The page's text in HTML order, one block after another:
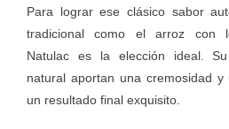
Para lograr ese clásico sabor
tradicional como el arroz con
Natulac es la elección ideal.
natural aportan una cremosidad
un resultado final exquisito.